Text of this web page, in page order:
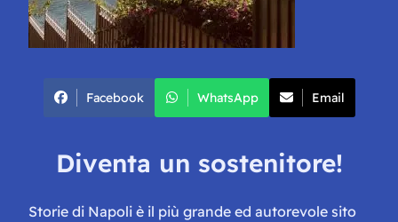
Facebook WhatsApp Email
Diventa un sostenitore!
Storie di Napoli è il più grande ed autorevole sito